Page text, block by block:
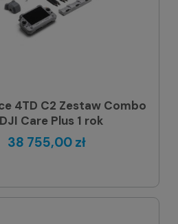
4TD C2 Zestaw Combo
Care Plus 1 rok
38 755,00 zł